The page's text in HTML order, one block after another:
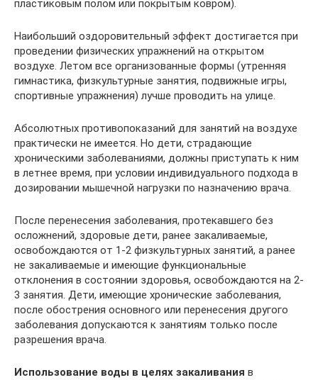
пластиковым полом или покрытым ковром).
Наибольший оздоровительный эффект достигается при
проведении физических упражнений на открытом
воздухе. Летом все организованные формы (утренняя
гимнастика, физкультурные занятия, подвижные игры,
спортивные упражнения) лучше проводить на улице.
Абсолютных противопоказаний для занятий на воздухе
практически не имеется. Но дети, страдающие
хроническими заболеваниями, должны приступать к ним
в летнее время, при условии индивидуального подхода в
дозировании мышечной нагрузки по назначению врача.
После перенесения заболевания, протекавшего без
осложнений, здоровые дети, ранее закаливаемые,
освобождаются от 1-2 физкультурных занятий, а ранее
не закаливаемые и имеющие функциональные
отклонения в состоянии здоровья, освобождаются на 2-
3 занятия. Дети, имеющие хронические заболевания,
после обострения основного или перенесения другого
заболевания допускаются к занятиям только после
разрешения врача.
Использование воды в целях закаливания в